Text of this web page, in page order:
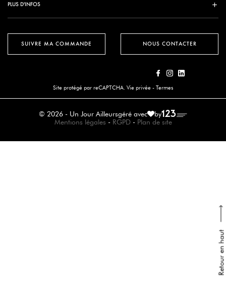
Retour en haut
SUIVRE MA COMMANDE
PLUS D'INFOS
NOUS CONTACTER
Site protégé par reCAPTCHA. Vie privée - Termes
© 2026 - Un Jour Ailleursgéré avec
by
Mentions légales - RGPD- Plan de site